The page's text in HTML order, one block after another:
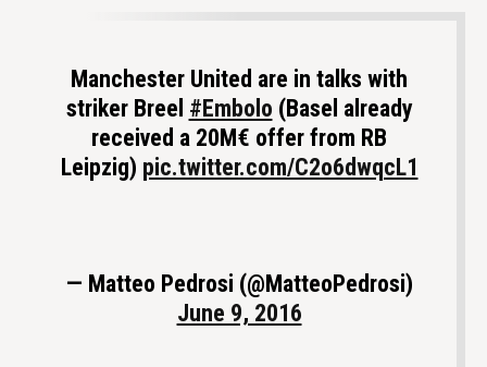
Manchester United are in talks with
striker Breel #Embolo (Basel already
received a 20M€ offer from RB
Leipzig) pic.twitter.com/C2o6dwqcL1
— Matteo Pedrosi (@MatteoPedrosi)
June 9, 2016